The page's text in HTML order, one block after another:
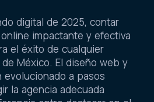
digital de 2025, contar
impactante y efectiva
el éxito de cualquier
México. El diseño web y
evolucionado a pasos
la agencia adecuada